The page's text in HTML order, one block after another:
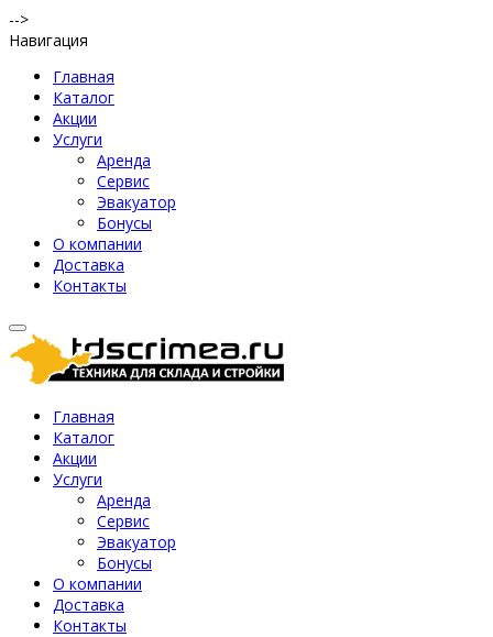
-->
Навигация
Главная
Каталог
Акции
Услуги
Аренда
Сервис
Эвакуатор
Бонусы
О компании
Доставка
Контакты
Главная
Каталог
Акции
Услуги
Аренда
Сервис
Эвакуатор
Бонусы
О компании
Доставка
Контакты